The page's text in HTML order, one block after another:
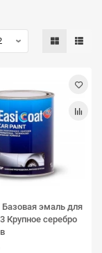
Базовая эмаль для
Крупное серебро